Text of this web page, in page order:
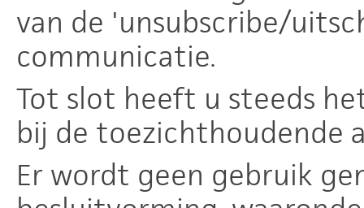
van de 'unsubscribe/
communicatie.
Tot slot heeft u steeds
bij de toezichthoudende
Er wordt geen gebruik